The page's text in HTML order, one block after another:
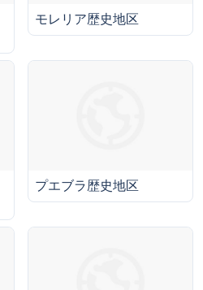
モレリア歴史地区
プエブラ歴史地区